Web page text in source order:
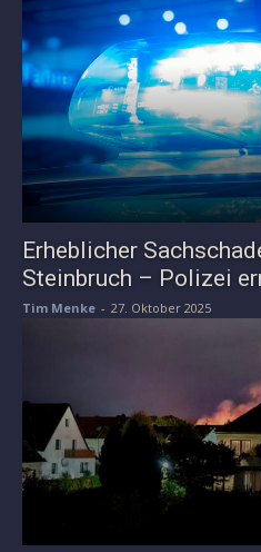
Erheblicher
Steinbruch – Polizei
Tim Menke - 27. Oktober 2025